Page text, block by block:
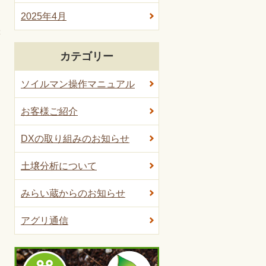
2025年4月
カテゴリー
ソイルマン操作マニュアル
お客様ご紹介
DXの取り組みのお知らせ
土壌分析について
みらい蔵からのお知らせ
アグリ通信